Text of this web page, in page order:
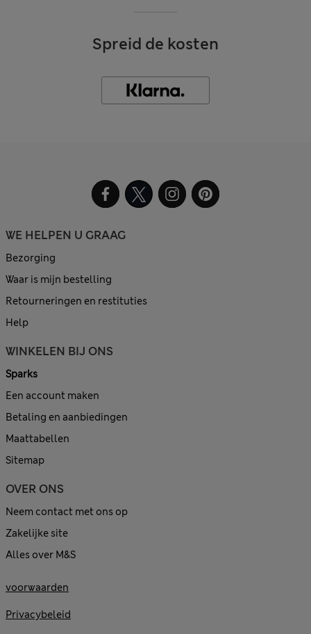
Spreid de kosten
WE HELPEN U GRAAG
Bezorging
Waar is mijn bestelling
Retourneringen en restituties
Help
WINKELEN BIJ ONS
Sparks
Een account maken
Betaling en aanbiedingen
Maattabellen
Sitemap
OVER ONS
Neem contact met ons op
Zakelijke site
Alles over M&S
voorwaarden
Privacybeleid